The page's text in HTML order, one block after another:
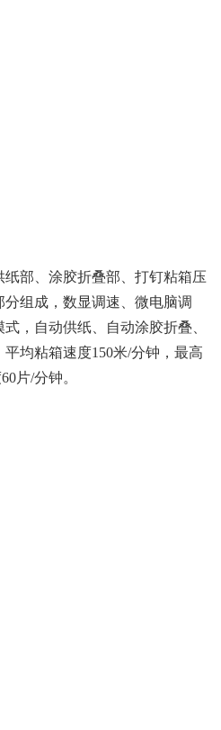
部、涂胶折叠部、打钉粘箱压
组成，数显调速、微电脑调
，自动供纸、自动涂胶折叠、
均粘箱速度150米/分钟，最高
片/分钟。